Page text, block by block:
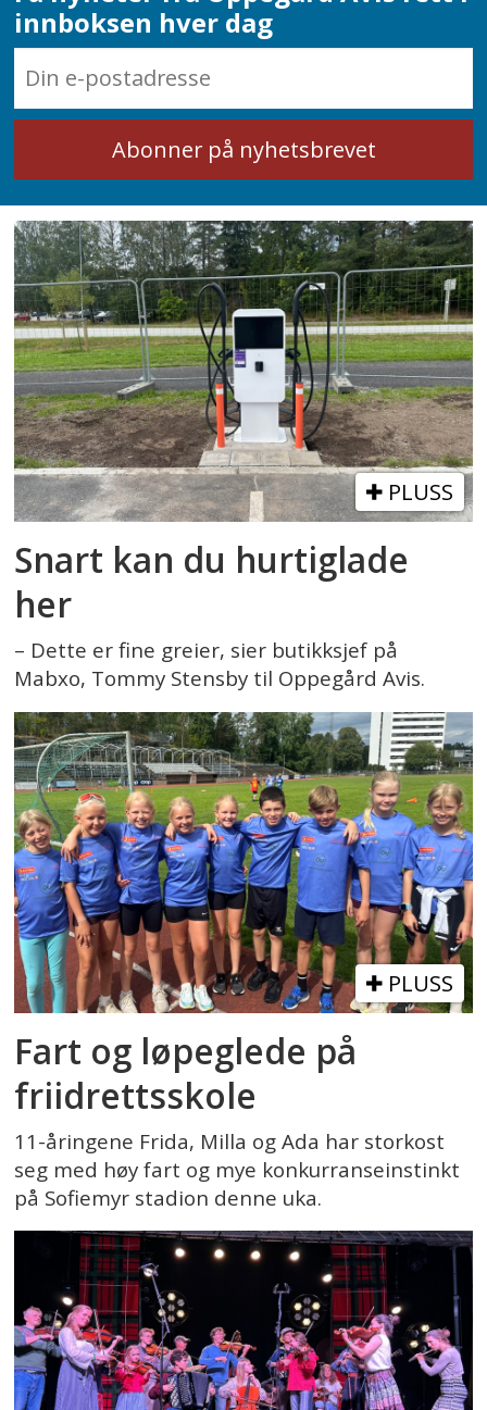
innboksen hver dag
PLUSS
Snart kan du hurtiglade
her
– Dette er fine greier, sier butikksjef på
Mabxo, Tommy Stensby til Oppegård Avis.
PLUSS
Fart og løpeglede på
friidrettsskole
11-åringene Frida, Milla og Ada har storkost
seg med høy fart og mye konkurranseinstinkt
på Sofiemyr stadion denne uka.